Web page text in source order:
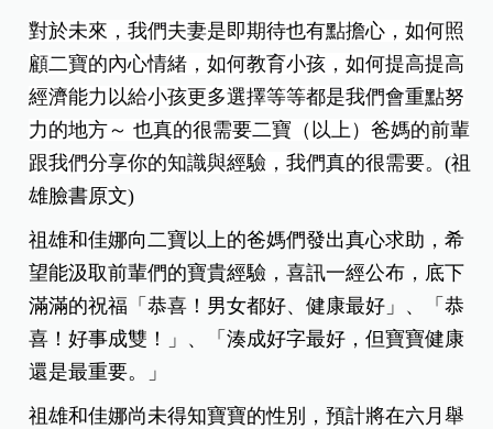
對於未來，我們夫妻是即期待也有點擔心，如何照
顧二寶的內心情緒，如何教育小孩，如何提高提高
經濟能力以給小孩更多選擇等等都是我們會重點努
力的地方～ 也真的很需要二寶（以上）爸媽的前輩
跟我們分享你的知識與經驗，我們真的很需要。(祖
雄臉書原文)
祖雄和佳娜向二寶以上的爸媽們發出真心求助，希
望能汲取前輩們的寶貴經驗，喜訊一經公布，底下
滿滿的祝福「恭喜！男女都好、健康最好」、「恭
喜！好事成雙！」、「湊成好字最好，但寶寶健康
還是最重要。」
祖雄和佳娜尚未得知寶寶的性別，預計將在六月舉